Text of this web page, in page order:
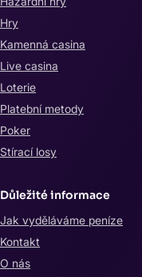
Hry
Kamenná casina
Live casina
Loterie
Platební metody
Poker
Stírací losy
Důležité informace
Jak vyděláváme peníze
Kontakt
O nás